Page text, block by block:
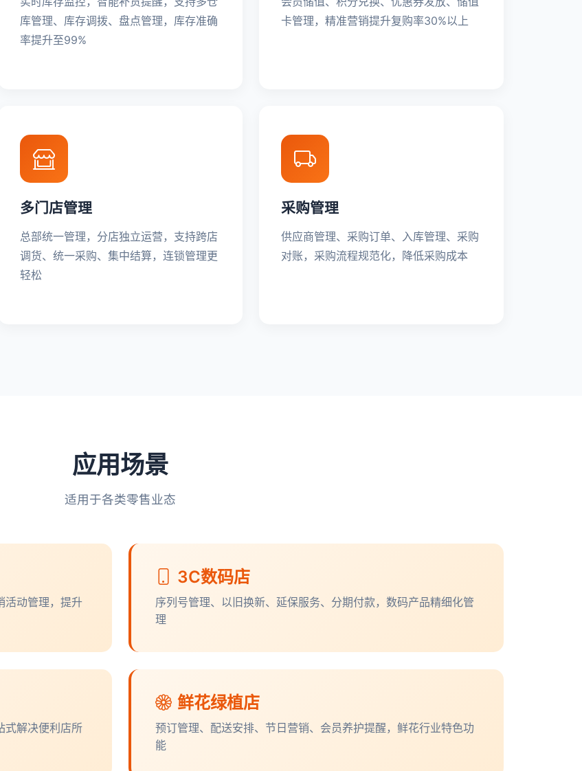
库管理、库存调拨、盘点管理，库存准确
率提升至99%
卡管理，精准营销提升复购率30%以上
多门店管理
总部统一管理，分店独立运营，支持跨店
调货、统一采购、集中结算，连锁管理更
轻松
采购管理
供应商管理、采购订单、入库管理、采购
对账，采购流程规范化，降低采购成本
应用场景
适用于各类零售业态
活动管理，提升
式解决便利店所
3C数码店
序列号管理、以旧换新、延保服务、分期付款，数码产品精细化管
理
鲜花绿植店
预订管理、配送安排、节日营销、会员养护提醒，鲜花行业特色功
能